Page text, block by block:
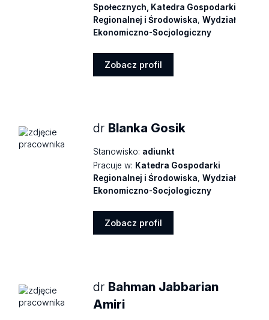
Społecznych, Katedra Gospodarki
Regionalnej i Środowiska,Wydział
Ekonomiczno-Socjologiczny
Zobacz profil
dr Blanka Gosik
Stanowisko: adiunkt
Pracuje w: Katedra Gospodarki
Regionalnej i Środowiska,Wydział
Ekonomiczno-Socjologiczny
Zobacz profil
dr Bahman Jabbarian
Amiri